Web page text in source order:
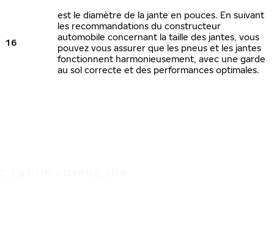
16
est le diamètre de la jante en pouces. En suivant
les recommandations du constructeur
automobile concernant la taille des jantes, vous
pouvez vous assurer que les pneus et les jantes
fonctionnent harmonieusement, avec une garde
au sol correcte et des performances optimales.